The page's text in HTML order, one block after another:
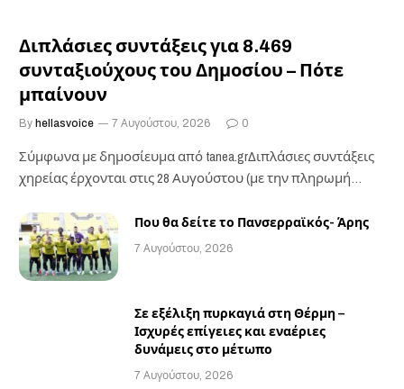
Διπλάσιες συντάξεις για 8.469
συνταξιούχους του Δημοσίου – Πότε
μπαίνουν
By hellasvoice 7 Αυγούστου, 2026 0
Σύμφωνα με δημοσίευμα από tanea.grΔιπλάσιες συντάξεις
χηρείας έρχονται στις 28 Αυγούστου (με την πληρωμή
Που θα δείτε το Πανσερραϊκός- Άρης
7 Αυγούστου, 2026
Σε εξέλιξη πυρκαγιά στη Θέρμη –
Ισχυρές επίγειες και εναέριες
δυνάμεις στο μέτωπο
7 Αυγούστου, 2026